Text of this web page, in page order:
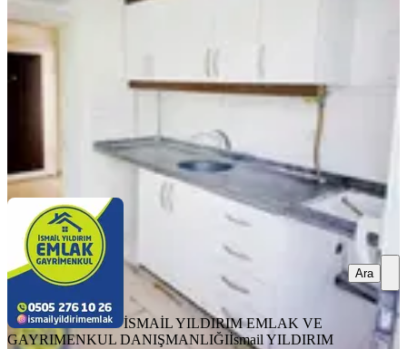
2+1·
İSMAİL YILDIRIM EMLAK VE GAYRIMENKUL
DANIŞMANLIĞIİsmail YILDIRIM
Ara
İSMAİL YILDIRIM EMLAK VE
GAYRIMENKUL DANIŞMANLIĞIİsmail YILDIRIM
Ara